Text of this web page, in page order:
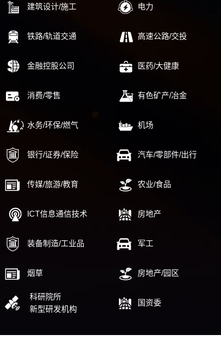
建筑设计/施工 电力
铁路/轨道交通 高速公路/交投
金融控股公司 医药/大健康
消费/零售 有色矿产/冶金
水务/环保/燃气 机场
银行/证券/保险 汽车/零部件/出行
传媒/旅游/教育 农业/食品
ICT信息通信技术 房地产
装备制造/工业品 军工
烟草 房地产/园区
科研院所
新型研发机构
国资委